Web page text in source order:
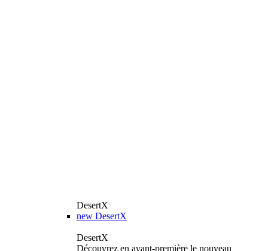
DesertX
new DesertX
DesertX
Découvrez en avant-première le nouveau